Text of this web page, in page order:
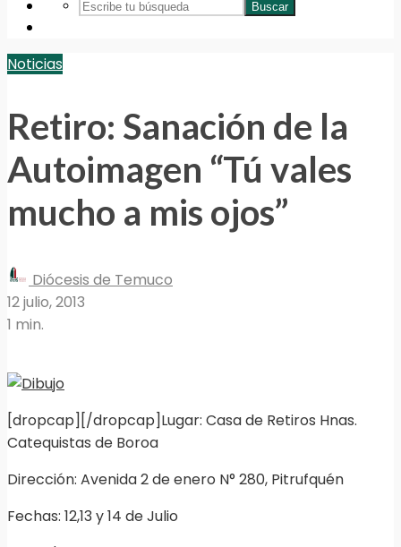
Buscar
Noticias
Retiro: Sanación de la
Autoimagen “Tú vales
mucho a mis ojos”
Diócesis de Temuco
12 julio, 2013
1 min.
[dropcap][/dropcap]Lugar: Casa de Retiros Hnas.
Catequistas de Boroa
Dirección: Avenida 2 de enero N° 280, Pitrufquén
Fechas: 12,13 y 14 de Julio